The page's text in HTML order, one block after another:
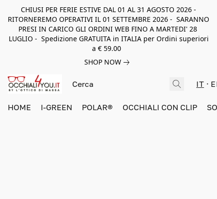
CHIUSI PER FERIE ESTIVE DAL 01 AL 31 AGOSTO 2026 -
RITORNEREMO OPERATIVI IL 01 SETTEMBRE 2026 - SARANNO
PRESI IN CARICO GLI ORDINI WEB FINO A MARTEDI' 28
LUGLIO - Spedizione GRATUITA in ITALIA per Ordini superiori
a € 59.00
SHOP NOW
IT
HOME I-GREEN POLAR® OCCHIALI CON CLIP